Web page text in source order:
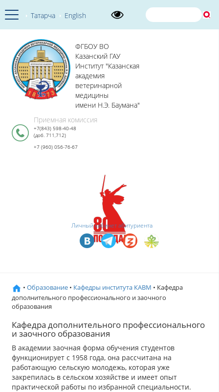
Татарча English
ФГБОУ ВО
Казанский ГАУ
Институт "Казанская
академия
ветеринарной
медицины
имени Н.Э. Баумана"
Приемная комиссия
+7(843) 598-40-48
(доб. 711,712)
+7 (960) 056-76-67
Личный кабинет абитуриента
• Образование • Кафедры института КАВМ • Кафедра
дополнительного профессионального и заочного
образования
Кафедра дополнительного профессионального
и заочного образования
В академии заочная форма обучения студентов
функционирует с 1958 года, она рассчитана на
работающую сельскую молодежь, которая уже
закрепилась в сельском хозяйстве и имеет опыт
практической работы по избранной специальности.